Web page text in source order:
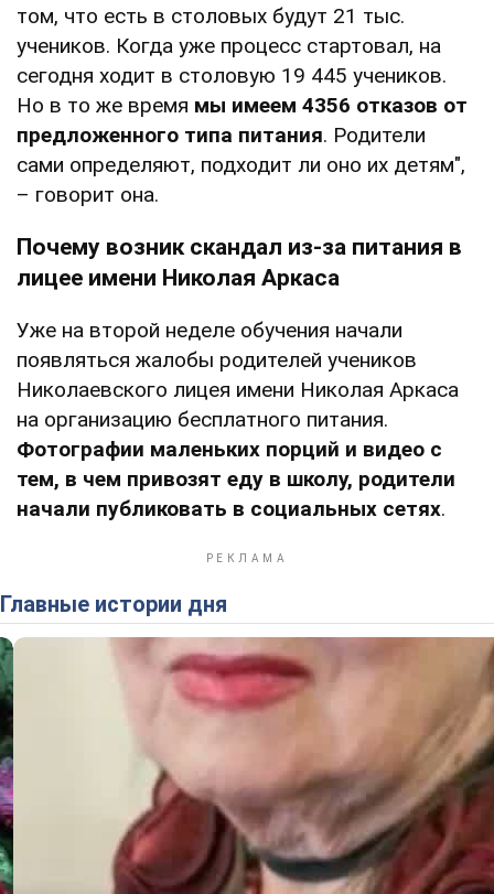
том, что есть в столовых будут 21 тыс.
учеников. Когда уже процесс стартовал, на
сегодня ходит в столовую 19 445 учеников.
Но в то же время мы имеем 4356 отказов от
предложенного типа питания. Родители
сами определяют, подходит ли оно их детям",
– говорит она.
Почему возник скандал из-за питания в
лицее имени Николая Аркаса
Уже на второй неделе обучения начали
появляться жалобы родителей учеников
Николаевского лицея имени Николая Аркаса
на организацию бесплатного питания.
Фотографии маленьких порций и видео с
тем, в чем привозят еду в школу, родители
начали публиковать в социальных сетях.
Главные истории дня